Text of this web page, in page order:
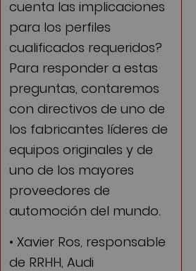
cuenta las implicaciones
para los perfiles
cualificados requeridos?
Para responder a estas
preguntas, contaremos
con directivos de uno de
los fabricantes líderes de
equipos originales y de
uno de los mayores
proveedores de
automoción del mundo.
• Xavier Ros, responsable
de RRHH, Audi